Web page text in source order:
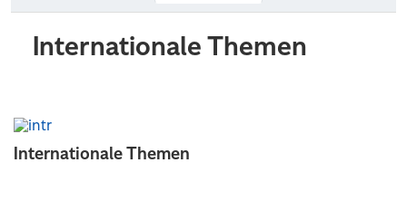
Internationale Themen
Internationale Themen